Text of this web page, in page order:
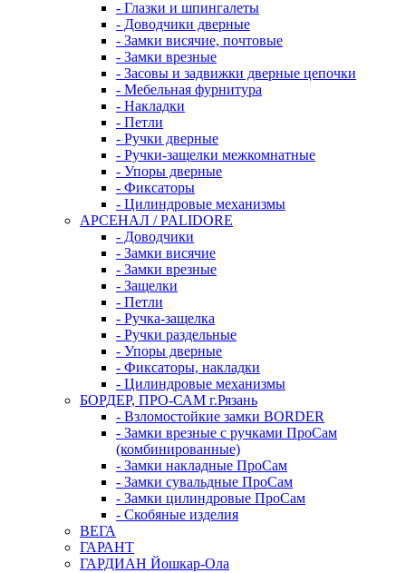
- Глазки и шпингалеты
- Доводчики дверные
- Замки висячие, почтовые
- Замки врезные
- Засовы и задвижки дверные цепочки
- Мебельная фурнитура
- Накладки
- Петли
- Ручки дверные
- Ручки-защелки межкомнатные
- Упоры дверные
- Фиксаторы
- Цилиндровые механизмы
АРСЕНАЛ / PALIDORE
- Доводчики
- Замки висячие
- Замки врезные
- Защелки
- Петли
- Ручка-защелка
- Ручки раздельные
- Упоры дверные
- Фиксаторы, накладки
- Цилиндровые механизмы
БОРДЕР, ПРО-САМ г.Рязань
- Взломостойкие замки BORDER
- Замки врезные с ручками ПроСам
(комбинированные)
- Замки накладные ПроСам
- Замки сувальдные ПроСам
- Замки цилиндровые ПроСам
- Скобяные изделия
ВЕГА
ГАРАНТ
ГАРДИАН Йошкар-Ола